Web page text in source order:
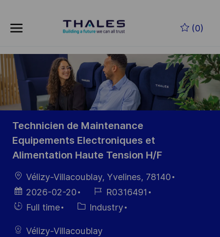
(0)
-
Technicien de Maintenance
Equipements Electroniques et
Alimentation Haute Tension H/F
LocationVélizy-Villacoublay, Yvelines, 78140
Posted
Date
2026-02-20
Job
Id
R0316491
HiringFull time Category
Industry
Vélizy-Villacoublay